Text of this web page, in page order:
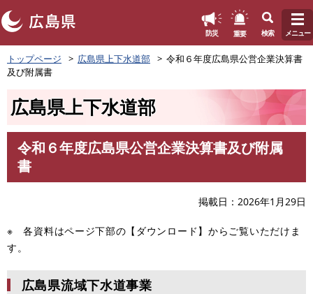
ペ
ー
ジ
防災 重要 検索 メニュー
トップページ 広島県上下水道部
令和６年度広島県公営企業決算書
及び附属書
広島県上下水道部
令和６年度広島県公営企業決算書及び附属
書
掲載日 2026年1月29日
※ 各資料はページ下部の【ダウンロード】からご覧いただけま
す。
広島県流域下水道事業